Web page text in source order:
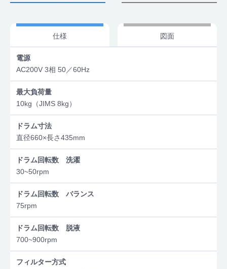
仕様 図面
電源
AC200V 3相 50／60Hz
最大負荷量
10kg（JIMS 8kg）
ドラム寸法
直径660×長さ435mm
ドラム回転数 洗濯
30~50rpm
ドラム回転数 バランス
75rpm
ドラム回転数 脱液
700~900rpm
フィルター方式